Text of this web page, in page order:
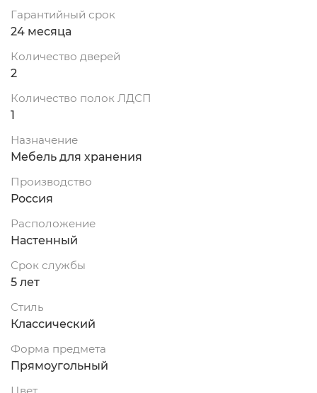
Гарантийный срок
24 месяца
Количество дверей
2
Количество полок ЛДСП
1
Назначение
Мебель для хранения
Производство
Россия
Расположение
Настенный
Срок службы
5 лет
Стиль
Классический
Форма предмета
Прямоугольный